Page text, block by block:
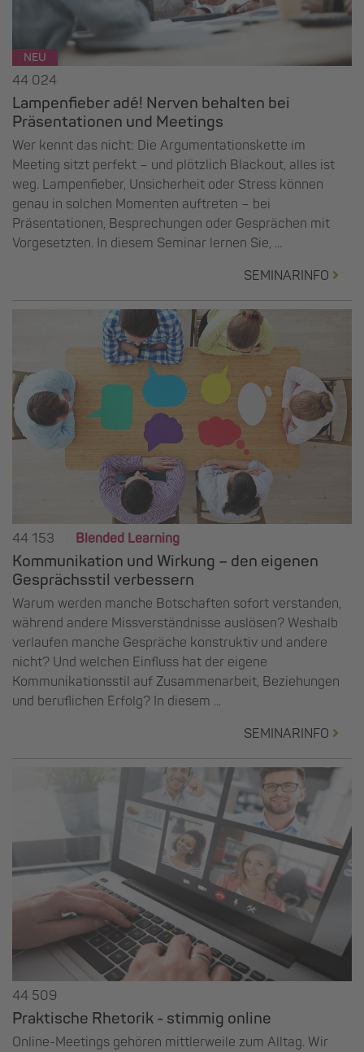
NEU
44 024
Lampenfieber adé! Nerven behalten bei
Präsentationen und Meetings
Wer kennt das nicht: Die Argumentationskette im
Meeting sitzt perfekt – und plötzlich Blackout, alles ist
weg. Lampenfieber, Unsicherheit oder Stress können
genau in solchen Momenten auftreten – bei
Präsentationen, Besprechungen oder Gesprächen mit
Vorgesetzten. In diesem Seminar lernen Sie, ...
SEMINARINFO
44 153 Blended Learning
Kommunikation und Wirkung – den eigenen
Gesprächsstil verbessern
Warum werden manche Botschaften sofort verstanden,
während andere Missverständnisse auslösen? Weshalb
verlaufen manche Gespräche konstruktiv und andere
nicht? Und welchen Einfluss hat der eigene
Kommunikationsstil auf Zusammenarbeit, Beziehungen
und beruflichen Erfolg? In diesem ...
SEMINARINFO
44 509
Praktische Rhetorik - stimmig online
Online-Meetings gehören mittlerweile zum Alltag. Wir